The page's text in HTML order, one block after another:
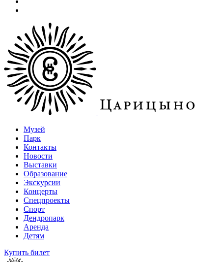
Музей
Парк
Контакты
Новости
Выставки
Образование
Экскурсии
Концерты
Спецпроекты
Спорт
Дендропарк
Аренда
Детям
Купить билет